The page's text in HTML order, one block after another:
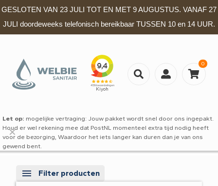
GESLOTEN VAN 23 JULI TOT EN MET 9 AUGUSTUS. VANAF 27
JULI doordeweeks telefonisch bereikbaar TUSSEN 10 en 14 UUR.
0
Let op: mogelijke vertraging: Jouw pakket wordt snel door ons ingepakt.
Houd er wel rekening mee dat PostNL momenteel extra tijd nodig heeft
voor de bezorging, Waardoor het iets langer kan duren dan je van ons
gewend bent.
✕
Filter producten